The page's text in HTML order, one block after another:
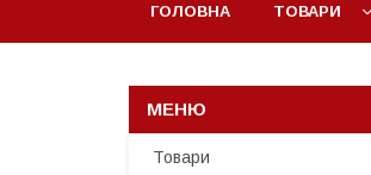
ГОЛОВНА ТОВАРИ
Товари